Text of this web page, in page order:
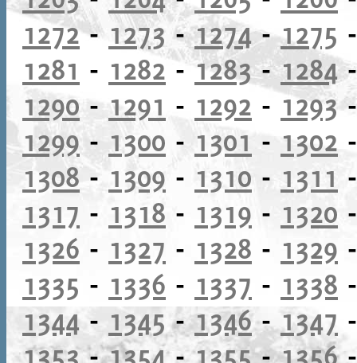
1272- 1273-1274-1275
1281 - 1282-1283-1284
1290- 1291 - 1292 - 1293
1299- 1300 - 1301 - 1302
1308- 1309 - 1310 - 1311
1317 - 1318 - 1319 - 1320
1326 - 1327 - 1328 - 1329
1335 - 1336 - 1337 - 1338
1344 - 1345 -1346-1347
1353-1354-1355-1356